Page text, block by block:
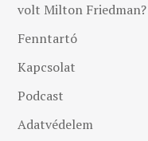
volt Milton Friedman?
Fenntartó
Kapcsolat
Podcast
Adatvédelem